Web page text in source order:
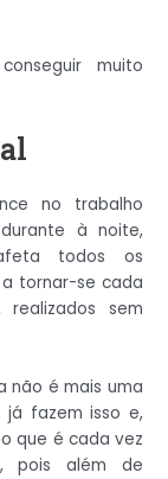
muito
no trabalho
à noite,
todos os
tornar-se cada
sem
não é mais uma
já fazem isso e,
que é cada vez
pois além de